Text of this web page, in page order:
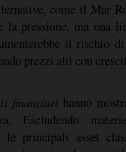
come il Mar
la pressione, ma una
il rischio
prezzi alti con
finanziari hanno
Escludendo
le principali asset